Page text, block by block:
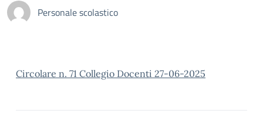
Personale scolastico
Circolare n. 71 Collegio Docenti 27-06-2025